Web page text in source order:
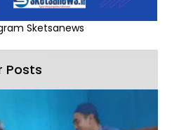
Sketsanews
Posts